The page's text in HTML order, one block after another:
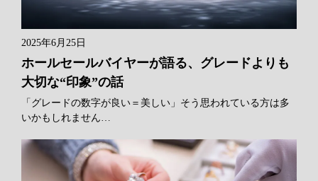
2025年6月25日
ホールセールバイヤーが語る、グレードよりも
大切な“印象”の話
「グレードの数字が良い＝美しい」そう思われている方は多
いかもしれません…